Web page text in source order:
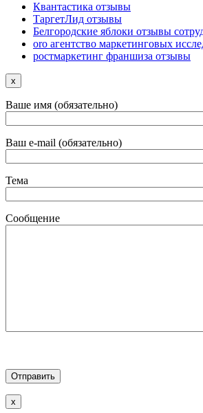
Квантастика отзывы
ТаргетЛид отзывы
Белгородские яблоки отзывы
oro агентство маркетинговых
ростмаркетинг франшиза отзывы
x
Ваше имя (обязательно)
Ваш e-mail (обязательно)
Тема
Сообщение
x